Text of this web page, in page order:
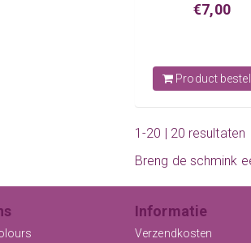
€7,00
Product
1-20 | 20 resultaten
Breng de schmink
Informatie
Verzendkosten